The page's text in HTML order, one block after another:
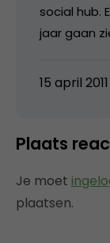
social hub.
jaar gaan
15 april
Plaats
Je moet
plaatsen.